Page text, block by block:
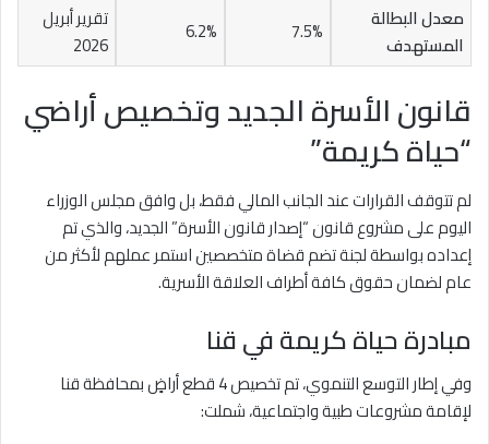
معدل البطالة
المستهدف
7.5%
6.2%
تقرير أبريل
2026
قانون الأسرة الجديد وتخصيص أراضي
“حياة كريمة”
لم تتوقف القرارات عند الجانب المالي فقط، بل وافق مجلس الوزراء
اليوم على مشروع قانون “إصدار قانون الأسرة” الجديد، والذي تم
إعداده بواسطة لجنة تضم قضاة متخصصين استمر عملهم لأكثر من
عام لضمان حقوق كافة أطراف العلاقة الأسرية.
مبادرة حياة كريمة في قنا
وفي إطار التوسع التنموي، تم تخصيص 4 قطع أراضٍ بمحافظة قنا
لإقامة مشروعات طبية واجتماعية، شملت: